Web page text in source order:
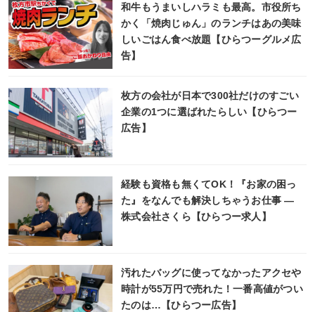
和牛もうまいしハラミも最高。市役所ち
かく「焼肉じゅん」のランチはあの美味
しいごはん食べ放題【ひらつーグルメ広
告】
枚方の会社が日本で300社だけのすごい
企業の1つに選ばれたらしい【ひらつー
広告】
経験も資格も無くてOK！『お家の困っ
た』をなんでも解決しちゃうお仕事 ―
株式会社さくら【ひらつー求人】
汚れたバッグに使ってなかったアクセや
時計が55万円で売れた！一番高値がつい
たのは…【ひらつー広告】